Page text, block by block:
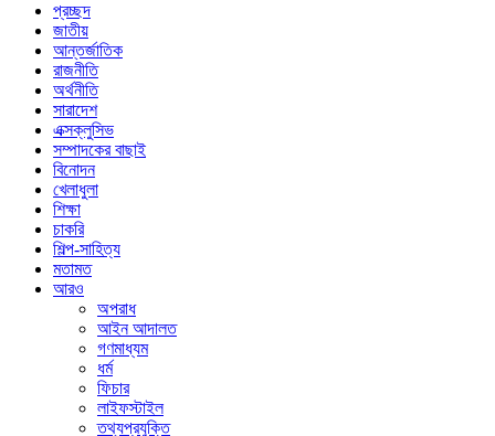
প্রচ্ছদ
জাতীয়
আন্তর্জাতিক
রাজনীতি
অর্থনীতি
সারাদেশ
এক্সক্লুসিভ
সম্পাদকের বাছাই
বিনোদন
খেলাধুলা
শিক্ষা
চাকরি
শিল্প-সাহিত্য
মতামত
আরও
অপরাধ
আইন আদালত
গণমাধ্যম
ধর্ম
ফিচার
লাইফস্টাইল
তথ্যপ্রযুক্তি